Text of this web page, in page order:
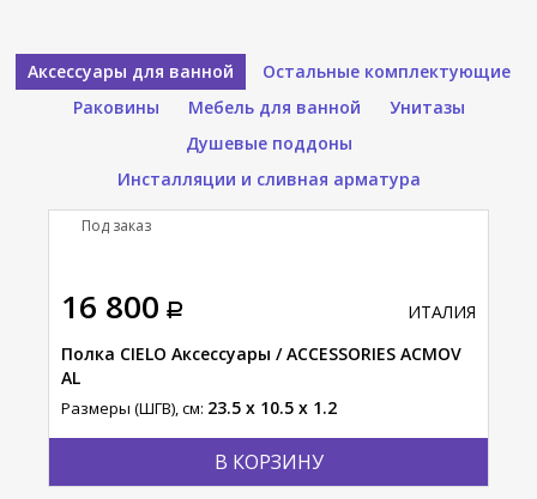
Аксессуары для ванной
Остальные комплектующие
Раковины
Мебель для ванной
Унитазы
Душевые поддоны
Инсталляции и сливная арматура
16 800
В КОРЗИНУ
ИТАЛИЯ
Полка CIELO Аксессуары / ACCESSORIES ACMOV
AL
Размеры (ШГВ), см: 23.5 x 10.5 x 1.2
Под заказ